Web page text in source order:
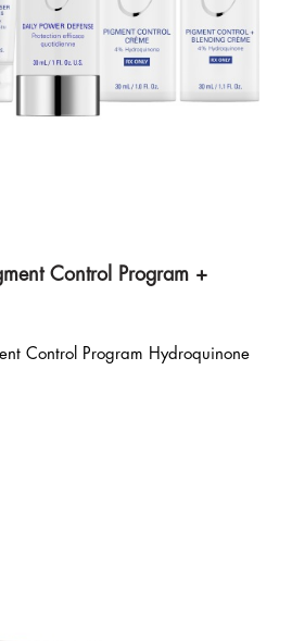
Control Program +
Control Program Hydroquinone